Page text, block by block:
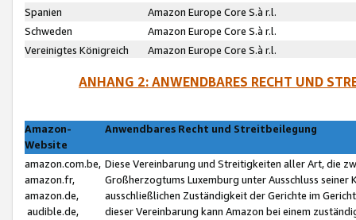
Spanien
Amazon Europe Core S.à r.l.
Schweden
Amazon Europe Core S.à r.l.
Vereinigtes Königreich
Amazon Europe Core S.à r.l.
ANHANG 2: ANWENDBARES RECHT UND
Amazon-
Website
Anwendbares Recht und Streitbeilegung
amazon.com.be,
amazon.fr,
amazon.de,
audible.de,
Diese Vereinbarung und Streitigkeiten aller Art, die
Großherzogtums Luxemburg unter Ausschluss
ausschließlichen Zuständigkeit der Gerichte im
dieser Vereinbarung kann Amazon bei einem